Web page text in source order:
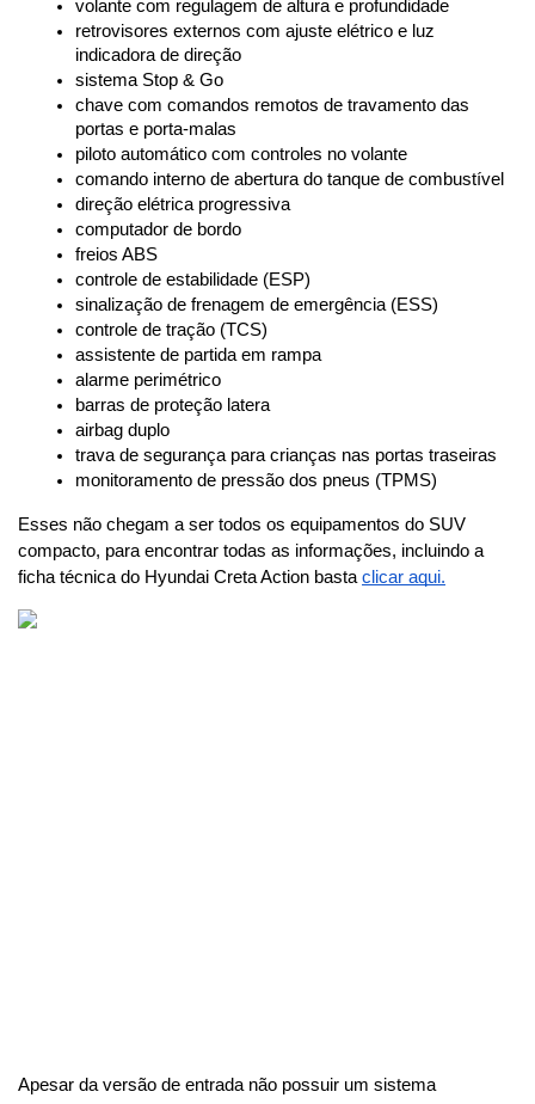
volante com regulagem de altura e profundidade
retrovisores externos com ajuste elétrico e luz
indicadora de direção
sistema Stop & Go
chave com comandos remotos de travamento das
portas e porta-malas
piloto automático com controles no volante
comando interno de abertura do tanque de combustível
direção elétrica progressiva
computador de bordo
freios ABS
controle de estabilidade (ESP)
sinalização de frenagem de emergência (ESS)
controle de tração (TCS)
assistente de partida em rampa
alarme perimétrico
barras de proteção latera
airbag duplo
trava de segurança para crianças nas portas traseiras
monitoramento de pressão dos pneus (TPMS)
Esses não chegam a ser todos os equipamentos do SUV
compacto, para encontrar todas as informações, incluindo a
ficha técnica do Hyundai Creta Action basta clicar aqui.
Apesar da versão de entrada não possuir um sistema